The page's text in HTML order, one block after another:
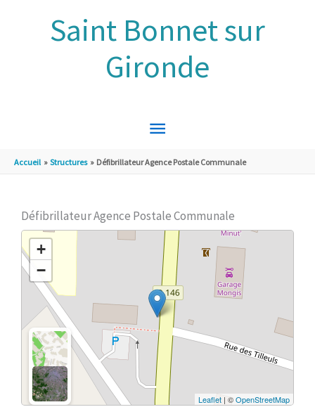
Saint Bonnet sur
Gironde
MENU
PRINCIPAL
Accueil Structures Défibrillateur Agence Postale Communale
Défibrillateur Agence Postale Communale
+
−
Leaflet| ©OpenStreetMap